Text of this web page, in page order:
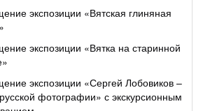
экспозиции «Вятская глиняная
экспозиции «Вятка на старинной
экспозиции «Сергей Лобовиков –
фотографии» с экскурсионным